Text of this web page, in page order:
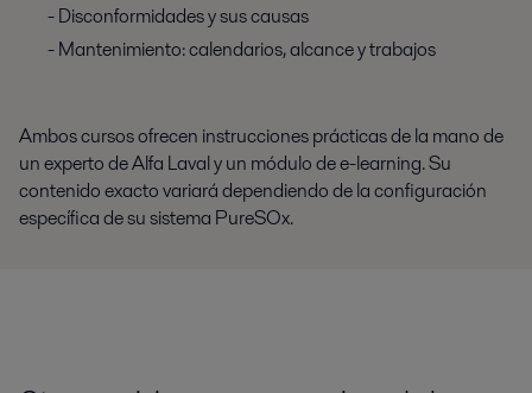
- Disconformidades y sus causas
- Mantenimiento: calendarios, alcance y trabajos
Ambos cursos ofrecen instrucciones prácticas de la mano de
un experto de Alfa Laval y un módulo de e-learning. Su
contenido exacto variará dependiendo de la configuración
específica de su sistema PureSOx.